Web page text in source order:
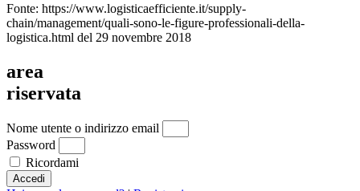
Fonte: https://www.logisticaefficiente.it/supply-
chain/management/quali-sono-le-figure-professionali-della-
logistica.html del 29 novembre 2018
area
riservata
Nome utente o indirizzo email
Password
Ricordami
Accedi